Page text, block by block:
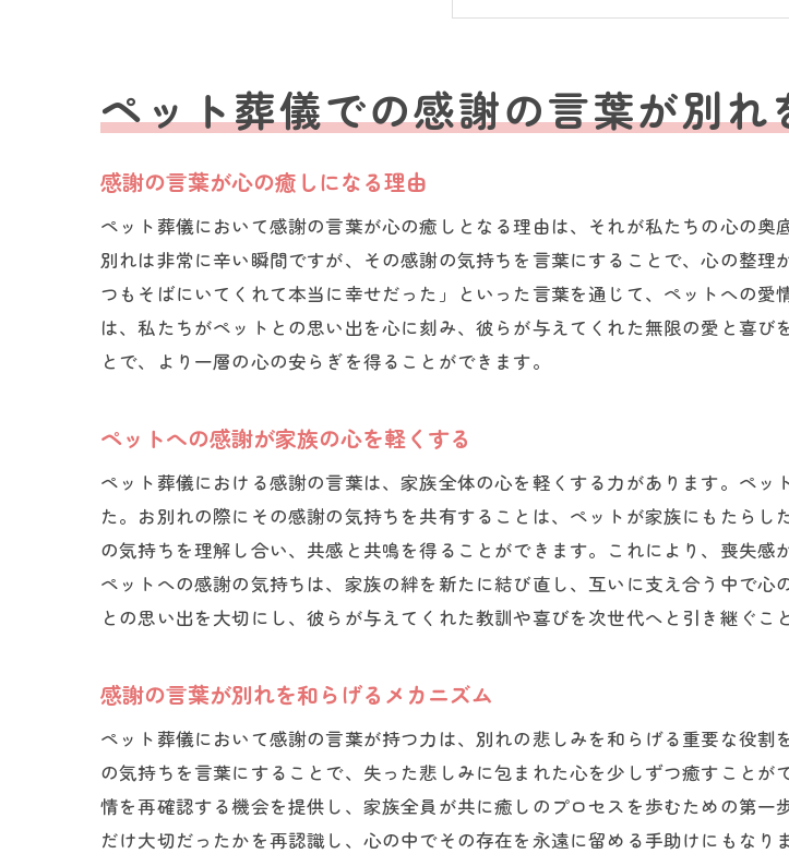
ペット葬儀での感謝の意義
言葉に込める感謝の力
ペット葬儀で感謝を伝える場を
感謝の場がもたらす精神的
家族全員で感謝を表現する
感謝の場がペットへの最高
心に残る感謝の言葉の作り方
具体的な思い出を元に感謝
ペットの特長を反映させた
家族と一緒に考える感謝の
感謝のメッセージに込める
ペットへの感謝を手紙に綴
感謝の気持ちをシンプルに
ペットへの感謝を詩にする
感謝の気持ちを声に出して
ペット葬儀での感謝の言葉が別
感謝の言葉が心の癒しになる理由
ペット葬儀において感謝の言葉が心の癒しとなる理由は、それが私たちの心の
別れは非常に辛い瞬間ですが、その感謝の気持ちを言葉にすることで、心の整
つもそばにいてくれて本当に幸せだった」といった言葉を通じて、ペットへの
は、私たちがペットとの思い出を心に刻み、彼らが与えてくれた無限の愛と喜
とで、より一層の心の安らぎを得ることができます。
ペットへの感謝が家族の心を軽くする
ペット葬儀における感謝の言葉は、家族全体の心を軽くする力があります。ペ
た。お別れの際にその感謝の気持ちを共有することは、ペットが家族にもたら
の気持ちを理解し合い、共感と共鳴を得ることができます。これにより、喪失感
ペットへの感謝の気持ちは、家族の絆を新たに結び直し、互いに支え合う中で
との思い出を大切にし、彼らが与えてくれた教訓や喜びを次世代へと引き継ぐこ
感謝の言葉が別れを和らげるメカニズム
ペット葬儀において感謝の言葉が持つ力は、別れの悲しみを和らげる重要な役
の気持ちを言葉にすることで、失った悲しみに包まれた心を少しずつ癒すこと
情を再確認する機会を提供し、家族全員が共に癒しのプロセスを歩むための第
だけ大切だったかを再認識し、心の中でその存在を永遠に留める手助けにもなりま